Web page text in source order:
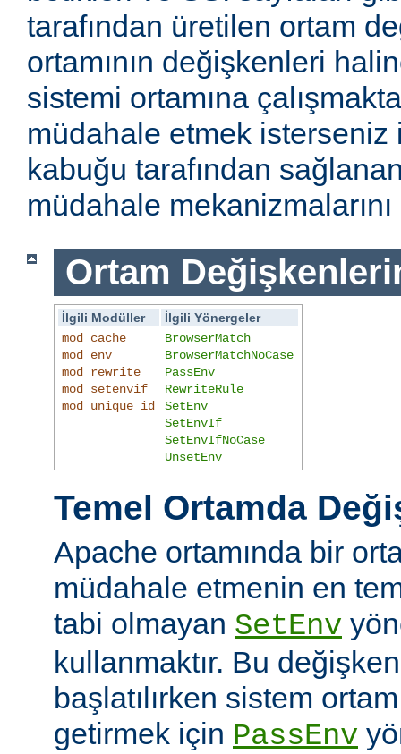
tarafından üretilen ortam
ortamının değişkenleri
sistemi ortamına
müdahale etmek
kabuğu tarafından
müdahale mekanizmalarını
Ortam
İlgili Modüller
İlgili Yönergeler
mod_cache
mod_env
mod_rewrite
mod_setenvif
mod_unique_id
BrowserMatch
BrowserMatchNoCase
PassEnv
RewriteRule
SetEnv
SetEnvIf
SetEnvIfNoCase
UnsetEnv
Temel Ortamda
Apache ortamında bir
müdahale etmenin en
tabi olmayan SetEnv
kullanmaktır. Bu
başlatılırken sistem
getirmek için PassEnv